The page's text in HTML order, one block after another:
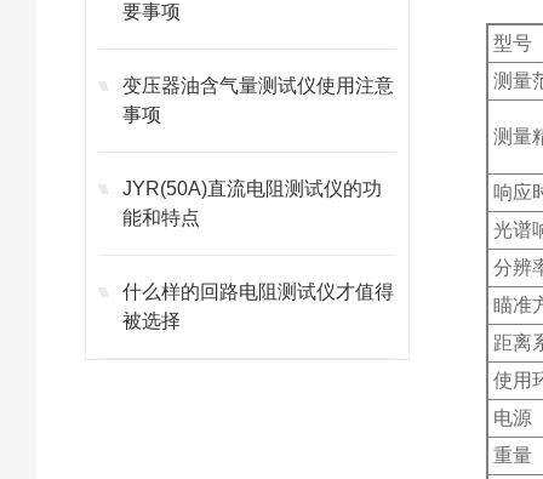
要事项
变压器油含气量测试仪使用注意
事项
JYR(50A)直流电阻测试仪的功
能和特点
什么样的回路电阻测试仪才值得
被选择
型号
测量
测量
响应
光谱
分辨
瞄准
距离
使用
电源
重量